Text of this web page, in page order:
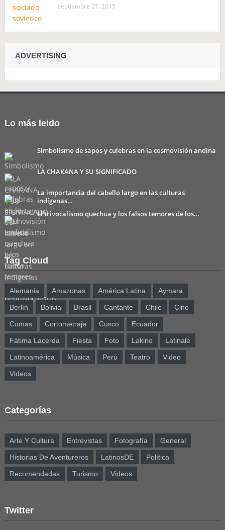
septiembre 21, 2015
ADVERTISING
Lo más leido
Simbolismo de sapos y culebras en la cosmovisión andina
LA CHAKANA Y SU SIGNIFICADO
La importancia del cabello largo en las culturas
indígenas…
El trivocalismo quechua y los falsos temores de los…
Tag Cloud
Alemania Amazonas América Latina Aymara
Berlín Bolivia Brasil Cantante Chile Cine
Comas Cortometraje Cusco Ecuador
Fátima Lacerda Fiesta Foto Lakino Latinale
Latinoamérica Música Perú Teatro Video
Videos
Categorías
Arte Y Cultura Entrevistas Fotografía General
Historias De Aventureros LatinosDE Política
Recomendadas Turismo Videos
Twitter